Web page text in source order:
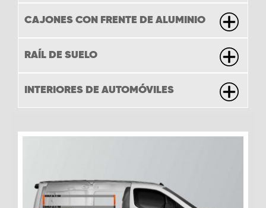
CAJONES CON FRENTE DE ALUMINIO
RAÍL DE SUELO
INTERIORES DE AUTOMÓVILES